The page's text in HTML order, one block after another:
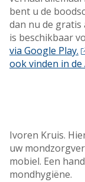
bent u de
dan nu de gratis
is beschikbaar
via Google Play.
ook vinden in
Ivoren Kruis.
uw
mobiel. Een
mondhygiëne.